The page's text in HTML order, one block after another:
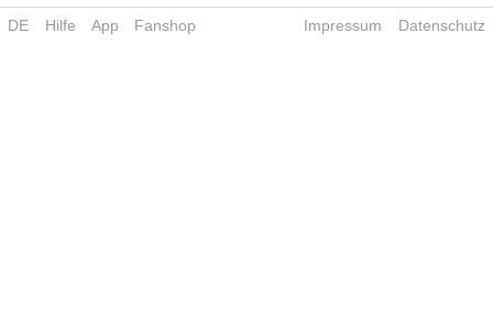
DE Hilfe App Fanshop Impressum Datenschutz